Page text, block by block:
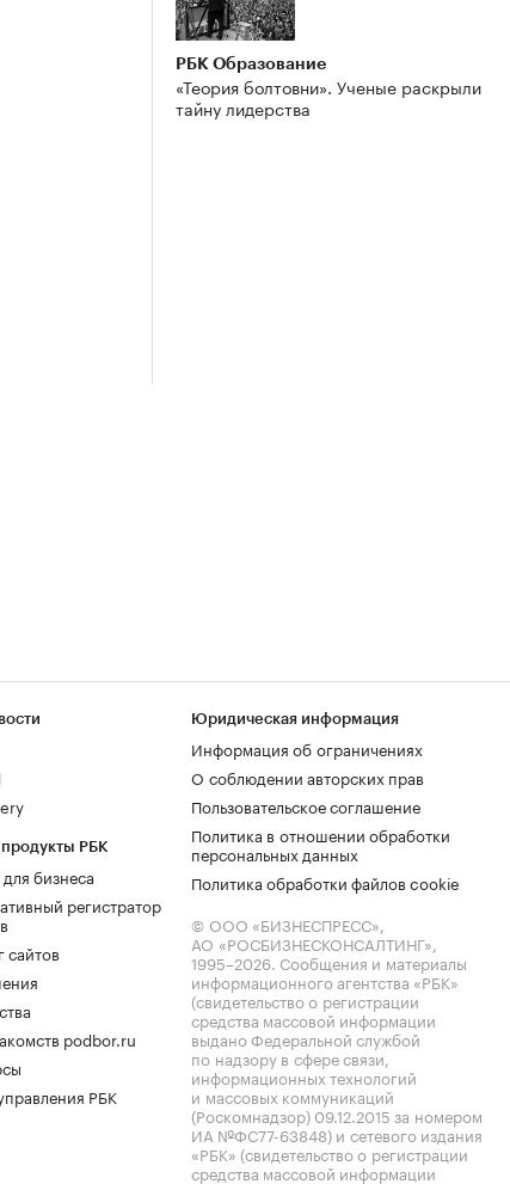
РБК Образование
«Теория болтовни». Ученые раскрыли
тайну лидерства
РБК
бизнеса
регистратор
сайтов
podbor.ru
РБК
Юридическая информация
Информация об ограничениях
О соблюдении авторских прав
Пользовательское соглашение
Политика в отношении обработки
персональных данных
Политика обработки файлов cookie
© ООО «БИЗНЕСПРЕСС»,
АО «РОСБИЗНЕСКОНСАЛТИНГ»,
1995–2026. Сообщения и материалы
информационного агентства «РБК»
(свидетельство о регистрации
средства массовой информации
выдано Федеральной службой
по надзору в сфере связи,
информационных технологий
и массовых коммуникаций
(Роскомнадзор) 09.12.2015 за номером
ИА №ФС77-63848) и сетевого издания
«РБК» (свидетельство о регистрации
средства массовой информации